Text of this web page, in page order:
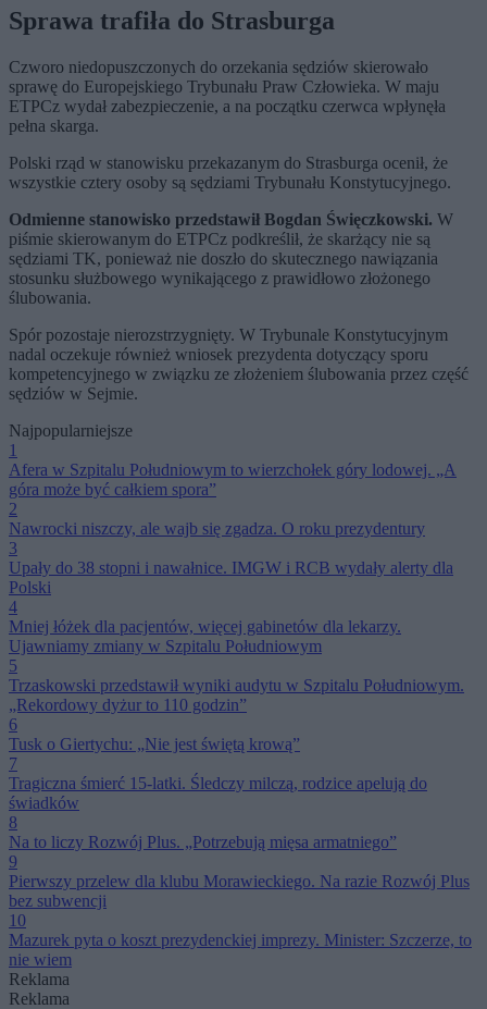
Sprawa trafiła do Strasburga
Czworo niedopuszczonych do orzekania sędziów skierowało
sprawę do Europejskiego Trybunału Praw Człowieka. W maju
ETPCz wydał zabezpieczenie, a na początku czerwca wpłynęła
pełna skarga.
Polski rząd w stanowisku przekazanym do Strasburga ocenił, że
wszystkie cztery osoby są sędziami Trybunału Konstytucyjnego.
Odmienne stanowisko przedstawił Bogdan Święczkowski. W
piśmie skierowanym do ETPCz podkreślił, że skarżący nie są
sędziami TK, ponieważ nie doszło do skutecznego nawiązania
stosunku służbowego wynikającego z prawidłowo złożonego
ślubowania.
Spór pozostaje nierozstrzygnięty. W Trybunale Konstytucyjnym
nadal oczekuje również wniosek prezydenta dotyczący sporu
kompetencyjnego w związku ze złożeniem ślubowania przez część
sędziów w Sejmie.
Najpopularniejsze
1
Afera w Szpitalu Południowym to wierzchołek góry lodowej. „A
góra może być całkiem spora”
2
Nawrocki niszczy, ale wajb się zgadza. O roku prezydentury
3
Upały do 38 stopni i nawałnice. IMGW i RCB wydały alerty dla
Polski
4
Mniej łóżek dla pacjentów, więcej gabinetów dla lekarzy.
Ujawniamy zmiany w Szpitalu Południowym
5
Trzaskowski przedstawił wyniki audytu w Szpitalu Południowym.
„Rekordowy dyżur to 110 godzin”
6
Tusk o Giertychu: „Nie jest świętą krową”
7
Tragiczna śmierć 15-latki. Śledczy milczą, rodzice apelują do
świadków
8
Na to liczy Rozwój Plus. „Potrzebują mięsa armatniego”
9
Pierwszy przelew dla klubu Morawieckiego. Na razie Rozwój Plus
bez subwencji
10
Mazurek pyta o koszt prezydenckiej imprezy. Minister: Szczerze, to
nie wiem
Reklama
Reklama